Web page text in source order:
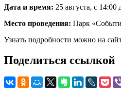
Дата и время: 25 августа, с 14:00
Место проведения: Парк
Узнать подробности можно на
Поделиться ссылкой